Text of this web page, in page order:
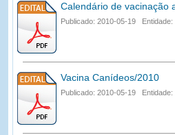
Calendário de vacinação
Publicado: 2010-05-19
Vacina Canídeos/2010
Publicado: 2010-05-19